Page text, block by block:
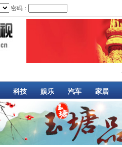
密码：
科技 娱乐 汽车 家居